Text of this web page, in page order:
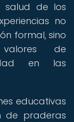
salud de los
no
formal, sino
de
en las
educativas
de praderas